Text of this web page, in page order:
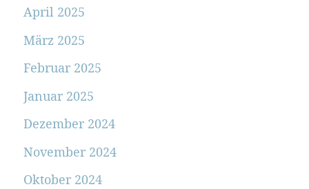
April 2025
März 2025
Februar 2025
Januar 2025
Dezember 2024
November 2024
Oktober 2024